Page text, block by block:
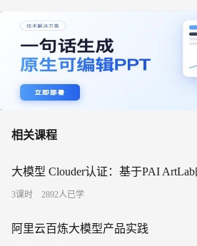
相关课程
大模型 Clouder认证：基于PAI
3课时 2892人已学
阿里云百炼大模型产品实践